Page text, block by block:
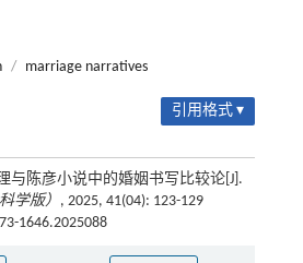
/ marriage narratives
引用格式 ▾
与陈彦小说中的婚姻书写比较论[J].
学版） , 2025, 41(04): 123-129
1646.2025088